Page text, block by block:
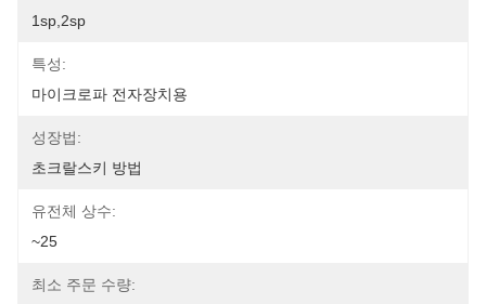
1sp,2sp
특성:
마이크로파 전자장치용
성장법:
초크랄스키 방법
유전체 상수:
~25
최소 주문 수량: